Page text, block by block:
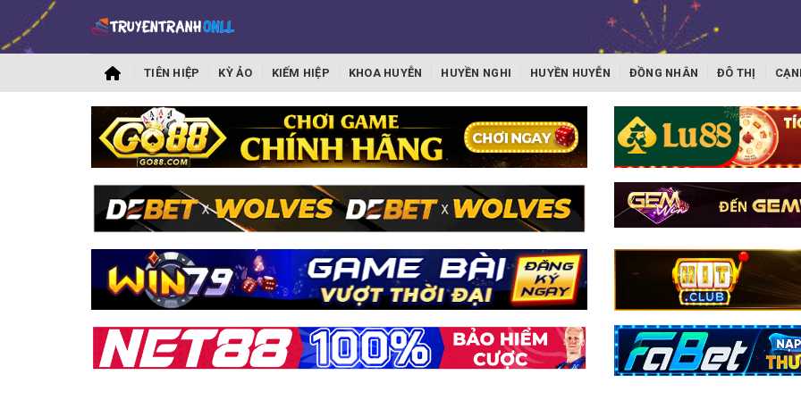
TIÊN HIỆP KỲ ẢO KIẾM HIỆP KHOA HUYỄN HUYỀN NGHI HUYỀN HUYỄN ĐỒNG NHÂN ĐÔ THỊ